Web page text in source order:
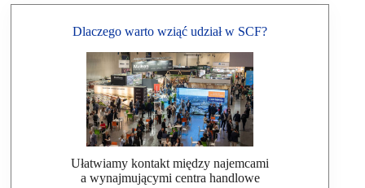
Dlaczego warto wziąć udział w SCF?
Ułatwiamy kontakt między najemcami
a wynajmującymi centra handlowe